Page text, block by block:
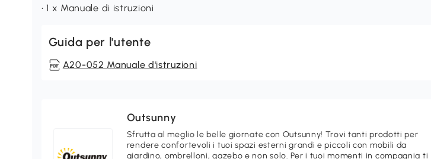
• 1 x Manuale di istruzioni
Guida per l'utente
A20-052 Manuale d'istruzioni
Outsunny
Sfrutta al meglio le belle giornate con Outsunny! Trovi tanti prodotti per
rendere confortevoli i tuoi spazi esterni grandi e piccoli con mobili da
giardino, ombrelloni, gazebo e non solo. Per i tuoi momenti in compagnia ti